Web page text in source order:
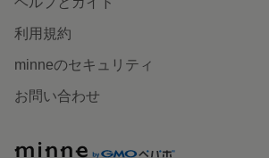
利用規約
minneのセキュリティ
お問い合わせ